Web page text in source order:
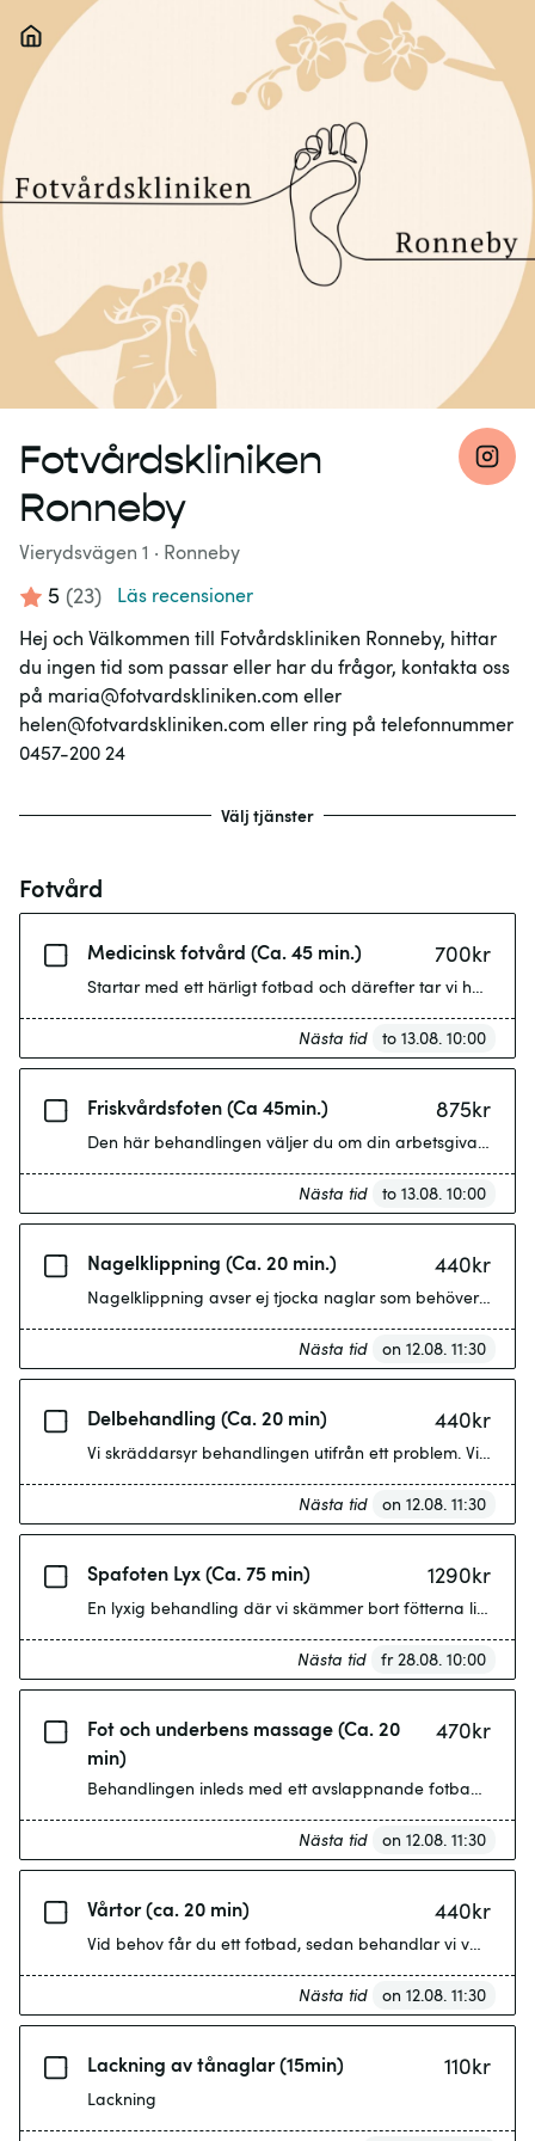
Fotvårdskliniken
Ronneby
Vierydsvägen 1 · Ronneby
5 (23)
Läs recensioner
Hej och Välkommen till Fotvårdskliniken Ronneby, hittar
du ingen tid som passar eller har du frågor, kontakta oss
på maria@fotvardskliniken.com eller
helen@fotvardskliniken.com eller ring på telefonnummer
0457-200 24
Välj tjänster
Fotvård
Medicinsk fotvård (Ca. 45 min.) 700kr
Startar med ett härligt fotbad och därefter tar vi hand
Nästa tid to 13.08. 10:00
Friskvårdsfoten (Ca 45min.) 875kr
Den här behandlingen väljer du om din arbetsgivare
Nästa tid to 13.08. 10:00
Nagelklippning (Ca. 20 min.) 440kr
Nästa tid on 12.08. 11:30
Delbehandling (Ca. 20 min) 440kr
Nästa tid on 12.08. 11:30
Spafoten Lyx (Ca. 75 min) 1290kr
En lyxig behandling där vi skämmer bort fötterna lite
Nästa tid fr 28.08. 10:00
Fot och underbens massage (Ca. 20
min)
470kr
Nästa tid on 12.08. 11:30
Vårtor (ca. 20 min) 440kr
Vid behov får du ett fotbad, sedan behandlar vi vårtan.
Nästa tid on 12.08. 11:30
Lackning av tånaglar (15min) 110kr
Lackning